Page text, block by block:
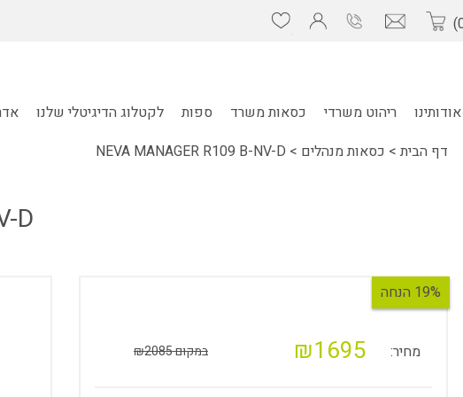
אודותינו ריהוט משרדי כסאות משרד ספות לקטלוג הדיגיטלי שלנו
דף הבית > כסאות מנהלים >
NEVA MANAGER R109 B-NV-D
D
19% הנחה
מחיר: ₪1695 במקום ₪2085